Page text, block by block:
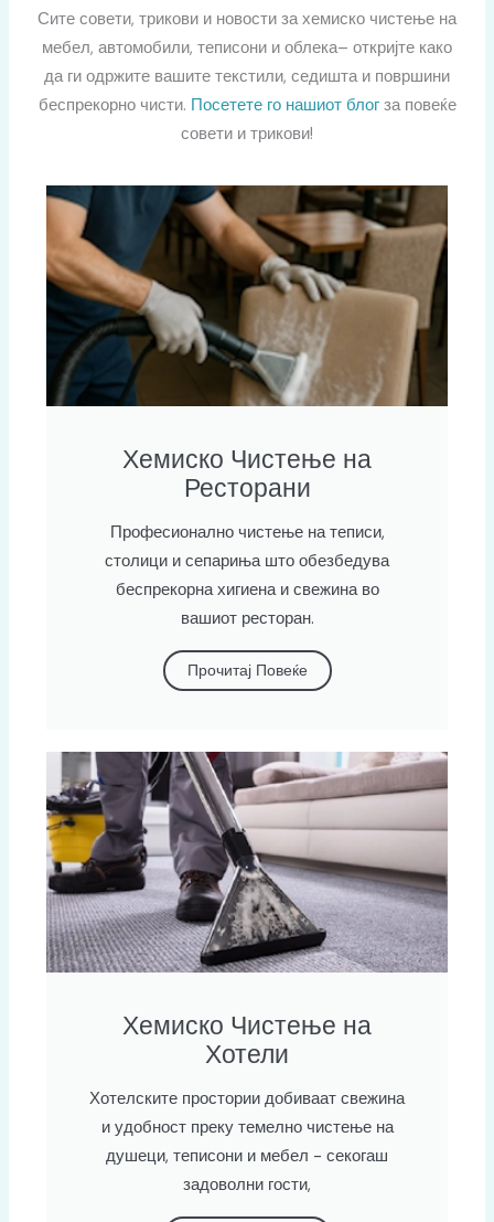
Сите совети, трикови и новости за хемиско чистење на
мебел, автомобили, теписони и облека– откријте како
да ги одржите вашите текстили, седишта и површини
беспрекорно чисти. Посетете го нашиот блогза повеќе
совети и трикови!
Хемиско Чистење на
Ресторани
Професионално чистење на теписи,
столици и сепариња што обезбедува
беспрекорна хигиена и свежина во
вашиот ресторан.
Прочитај Повеќе
Хемиско Чистење на
Хотели
Хотелските простории добиваат свежина
и удобност преку темелно чистење на
душеци, теписони и мебел - секогаш
задоволни гости,